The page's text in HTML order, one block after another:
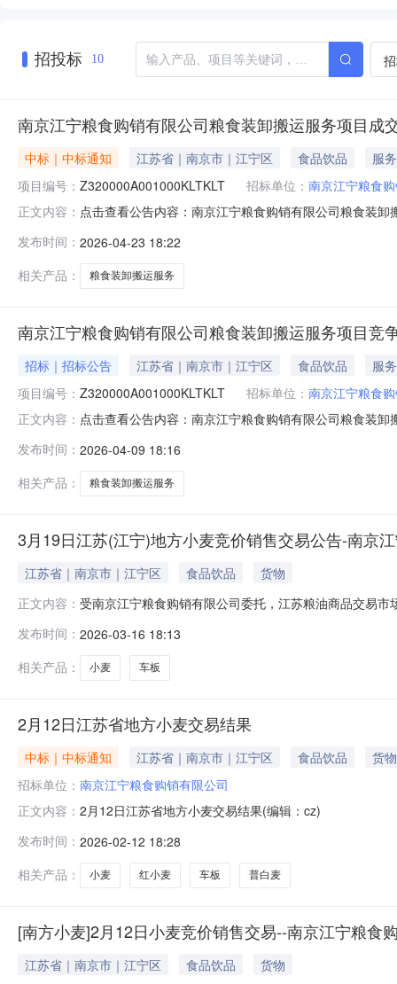
招投标 10
南京江宁粮食购销有限公司粮食装卸搬运服务项目成
中标｜中标通知 江苏省｜南京市｜江宁区 食品饮品
服务
项目编号： Z320000A001000KLTKLT 招标单位： 南京江宁粮食
正文内容： 点击查看公告内容：南京江宁粮食购销有限公司粮食装卸
发布时间： 2026-04-23 18:22
相关产品：
粮食装卸搬运服务
南京江宁粮食购销有限公司粮食装卸搬运服务项目竞
招标｜招标公告 江苏省｜南京市｜江宁区 食品饮品
服务
项目编号： Z320000A001000KLTKLT 招标单位： 南京江宁粮食
正文内容： 点击查看公告内容：南京江宁粮食购销有限公司粮食装
发布时间： 2026-04-09 18:16
相关产品：
粮食装卸搬运服务
3月19日江苏(江宁)地方小麦竞价销售交易公告-南京
江苏省｜南京市｜江宁区 食品饮品
货物
正文内容： 受南京江宁粮食购销有限公司委托，江苏粮油商品交易
价。二、品种、数量、质量、价格及存粮地点品种：
竞购*须到库
发布时间： 2026-03-16 18:13
相关产品：
小麦 车板
2月12日江苏省地方小麦交易结果
中标｜中标通知 江苏省｜南京市｜江宁区 食品饮品
货物
招标单位： 南京江宁粮食购销有限公司
正文内容： 2月12日江苏省地方小麦交易结果(编辑：cz)
发布时间： 2026-02-12 18:28
相关产品：
小麦 红小麦 车板 普白麦
[南方小麦]2月12日小麦竞价销售交易--南京江宁粮食
江苏省｜南京市｜江宁区 食品饮品
货物